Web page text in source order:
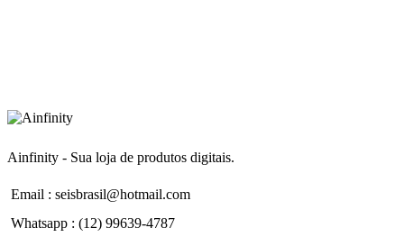
Ainfinity - Sua loja de produtos digitais.
Email : seisbrasil@hotmail.com
Whatsapp : (12) 99639-4787